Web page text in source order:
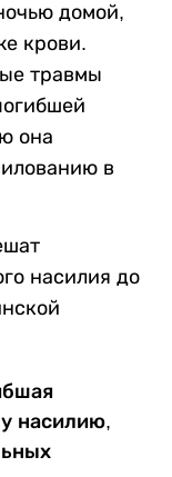
домой,
крови.
травмы
она
в
насилия до
насилию,